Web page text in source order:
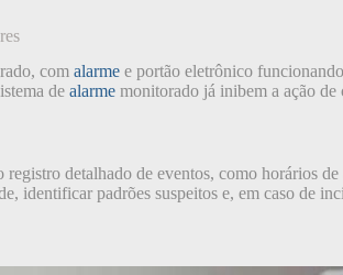
com alarme e portão eletrônico
de alarme monitorado já inibem a ação de
registro detalhado de eventos, como horários
identificar padrões suspeitos e, em caso de